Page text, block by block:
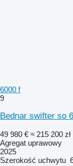
6000 f
9
Bednar swifter so
49 980 € ≈ 215 200 zł
Agregat uprawowy
2025
Szerokość uchwytu